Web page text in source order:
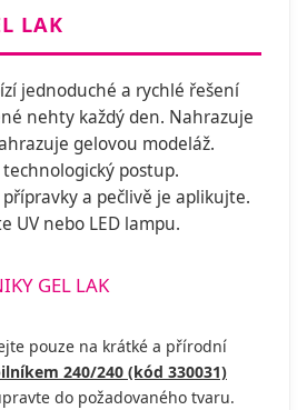
LAK
jednoduché a rychlé řešení
nehty každý den. Nahrazuje
gelovou modeláž.
postup.
a pečlivě je aplikujte.
UV nebo LED lampu.
GEL LAK
pouze na krátké a přírodní
240/240 (kód 330031)
do požadovaného tvaru.